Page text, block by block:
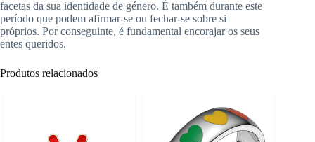
facetas da sua identidade de género. É também durante este
período que podem afirmar-se ou fechar-se sobre si
próprios. Por conseguinte, é fundamental encorajar os seus
entes queridos.
Produtos relacionados